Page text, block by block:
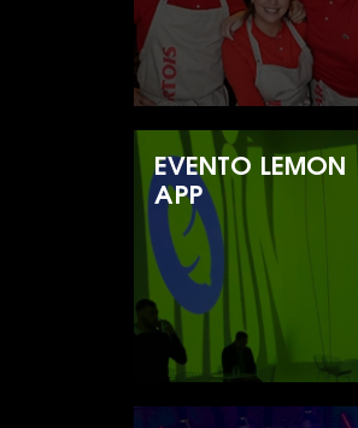
EVENTO LEMON
APP